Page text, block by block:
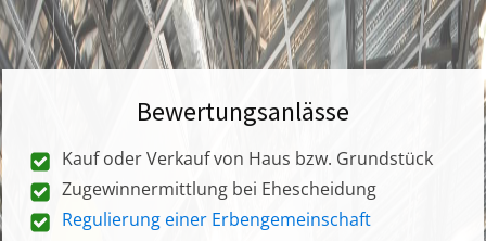
Bewertungsanlässe
Kauf oder Verkauf von Haus bzw. Grundstück
Zugewinnermittlung bei Ehescheidung
Regulierung einer Erbengemeinschaft